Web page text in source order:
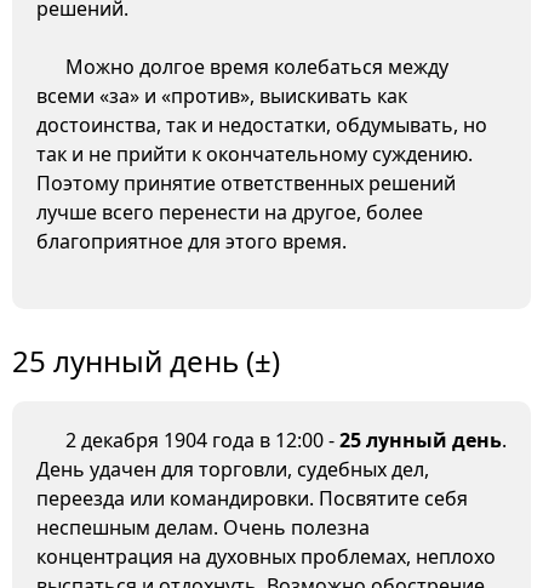
решений.
Можно долгое время колебаться между
всеми «за» и «против», выискивать как
достоинства, так и недостатки, обдумывать, но
так и не прийти к окончательному суждению.
Поэтому принятие ответственных решений
лучше всего перенести на другое, более
благоприятное для этого время.
25 лунный день (±)
2 декабря 1904 года в 12:00 -25 лунный день.
День удачен для торговли, судебных дел,
переезда или командировки. Посвятите себя
неспешным делам. Очень полезна
концентрация на духовных проблемах, неплохо